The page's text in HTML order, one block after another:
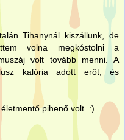
Tihanynál kiszállunk, de
volna megkóstolni a
volt tovább menni. A
kalória adott erőt, és
pihenő volt. :)